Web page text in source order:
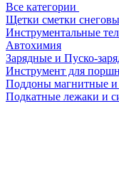
Все категории
Щетки сметки
Инструментальные
Автохимия
Зарядные и Пуско-
Инструмент для
Поддоны магнитные и
Подкатные лежаки и